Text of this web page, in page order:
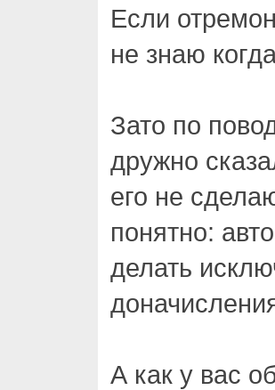
Если
не знаю
Зато по
дружно
его не
понятно:
делать
А как у вас